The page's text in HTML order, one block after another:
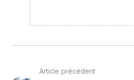
Article précédent